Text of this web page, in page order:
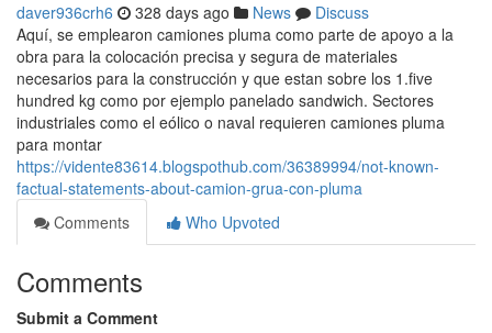
daver936crh6 328 days ago News
Discuss
Aquí, se emplearon camiones pluma como parte de apoyo a la
obra para la colocación precisa y segura de materiales
necesarios para la construcción y que estan sobre los 1.five
hundred kg como por ejemplo panelado sandwich. Sectores
industriales como el eólico o naval requieren camiones pluma
para montar
https://vidente83614.blogspothub.com/36389994/not-known-
factual-statements-about-camion-grua-con-pluma
Comments
Who Upvoted
Comments
Submit a Comment